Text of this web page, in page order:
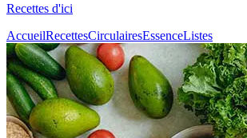
Recettes d'ici
AccueilRecettesCirculairesEssenceListes